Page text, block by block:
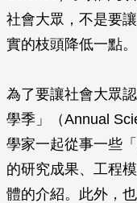
社會大眾，不是要
實的枝頭降低一點。
為了要讓社會大眾
學季」（Annual
學家一起從事一些
的研究成果、工程
體的介紹。此外，